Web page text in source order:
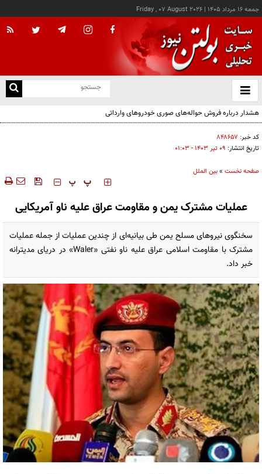
جمعه ۱۶ مرداد ۱۴۰۵ |
Friday , 07 August 2026
باز
و
هشدار درباره فروش حواله‌های صوری خودروهای وارداتی
کد خبر: ۸۴۸۶۵۷
تاریخ انتشار: ۰۹ تير ۱۴۰۳ - ۰۱:۰۳
صفحه نخست »بین الملل
‍‍‍ پ پ
عملیات مشترک یمن و مقاومت عراق علیه ناو آمریکایی
سخنگوی نیروهای مسلح یمن طی بیانیه‌ای از چندین عملیات از جمله عملیات
مشترک با مقاومت اسلامی عراق علیه ناو نفتی «Waler» در دریای مدیترانه
خبر داد.